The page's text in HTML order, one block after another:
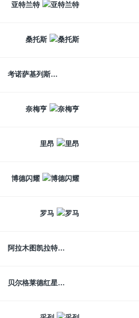
亚特兰特
桑托斯
考诺萨基列斯
奈梅亨
里昂
博德闪耀
罗马
阿拉木图凯拉特
贝尔格莱德红星